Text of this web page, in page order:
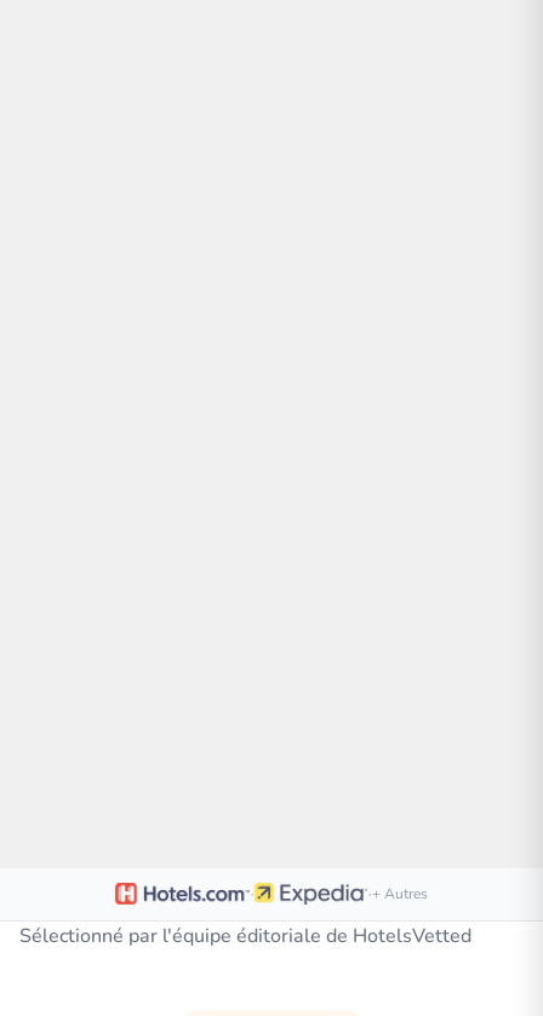
· ·+ Autres
Sélectionné par l'équipe éditoriale de HotelsVetted